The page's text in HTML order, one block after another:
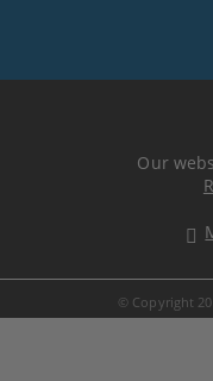
Our
© Copyright